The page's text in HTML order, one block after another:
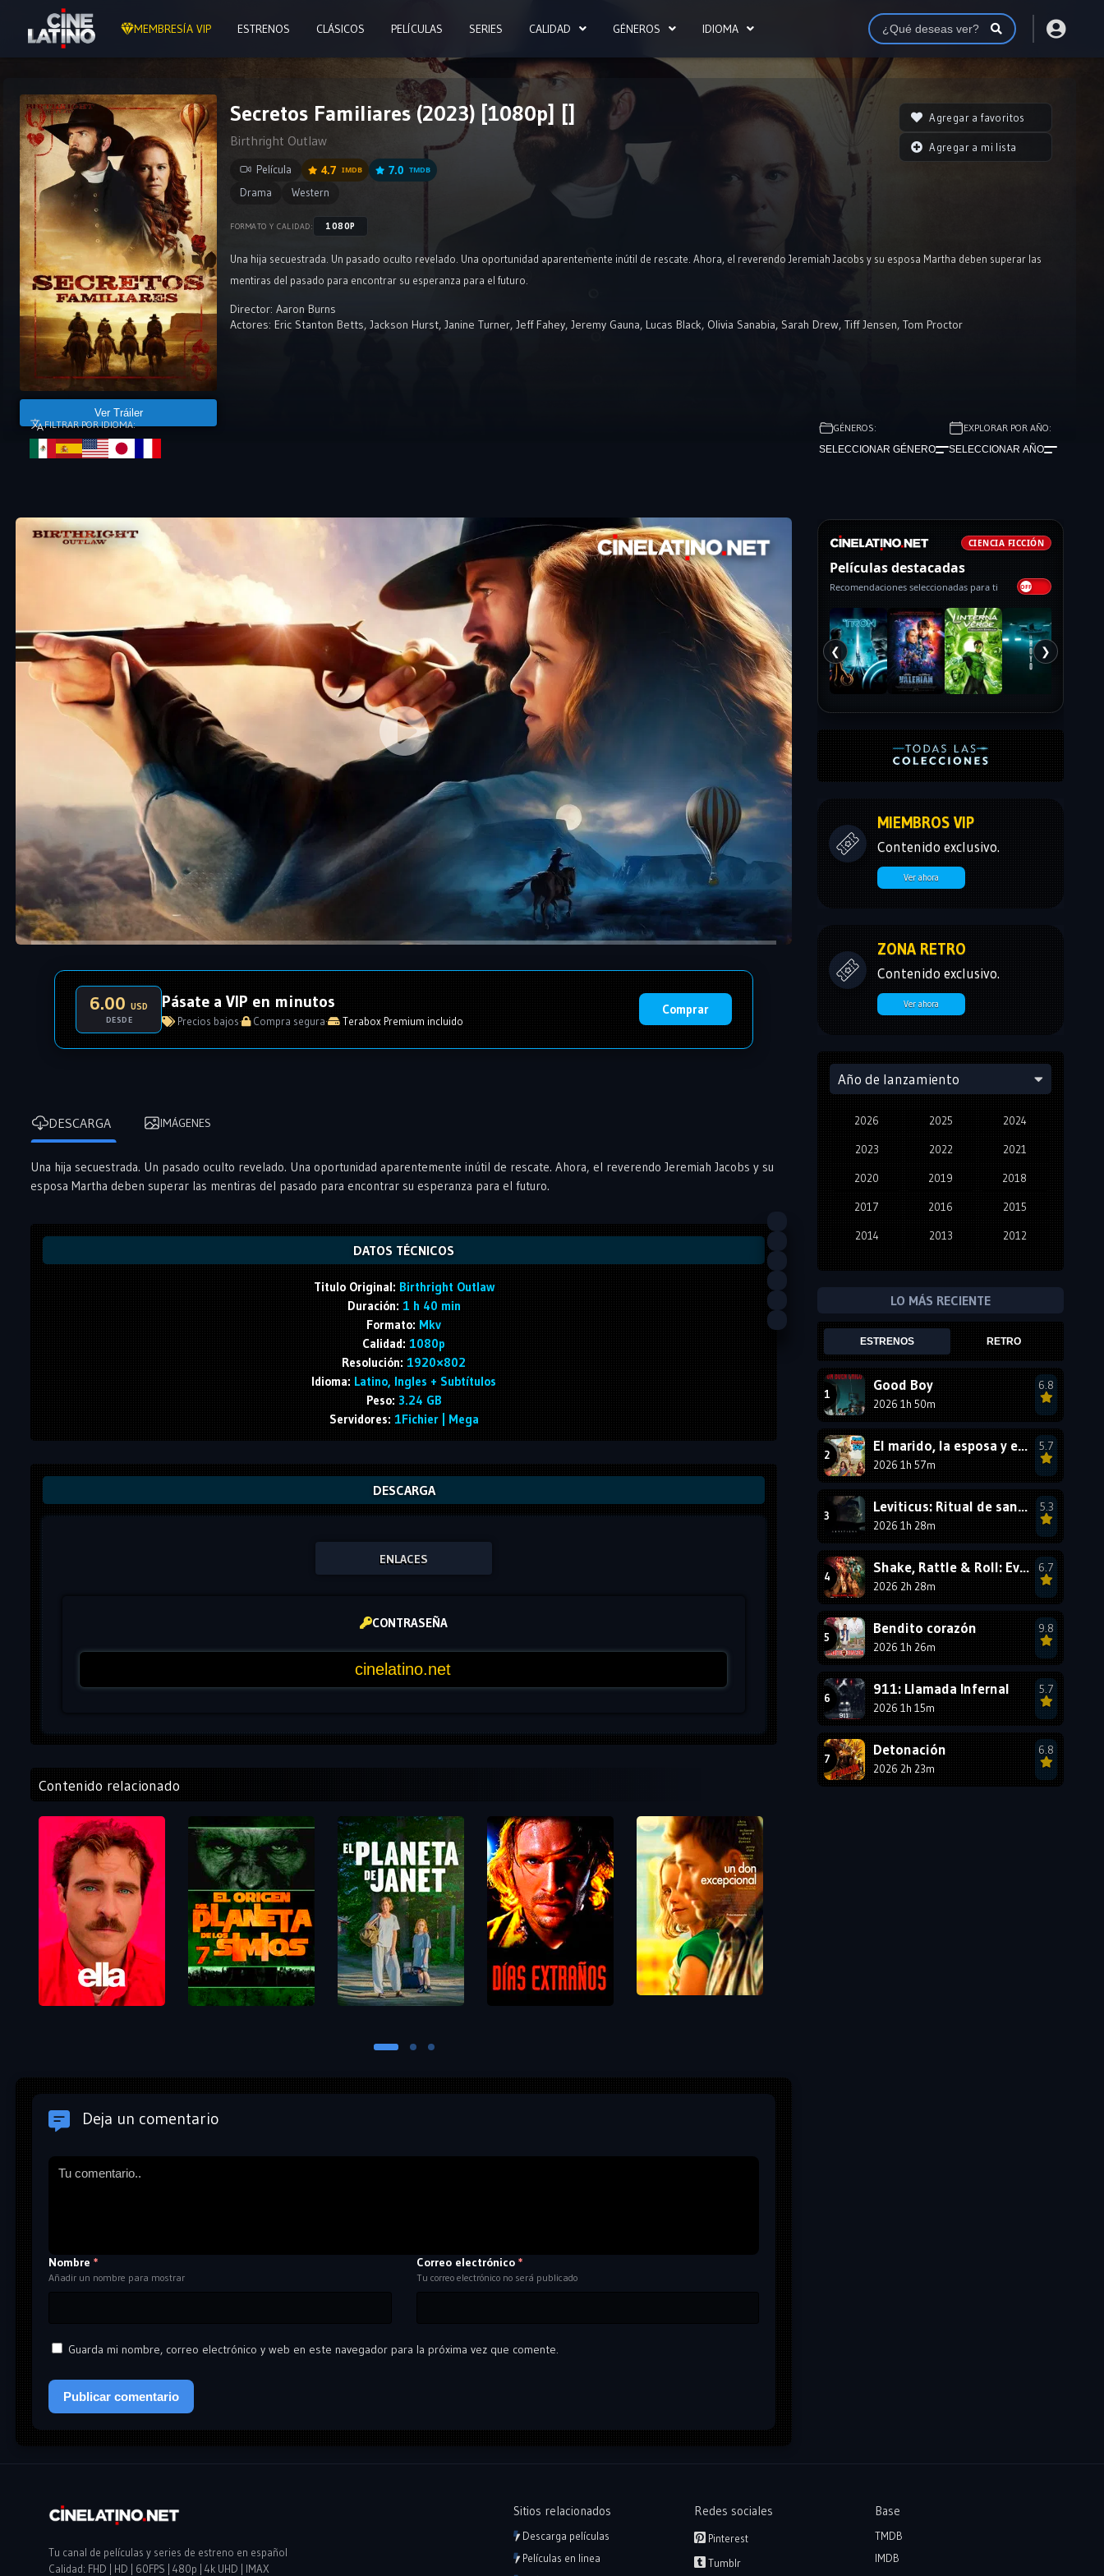
MEMBRESÍA VIP ESTRENOS CLÁSICOS PELÍCULAS SERIES CALIDAD GÉNEROS IDIOMA
Ver Tráiler
Secretos Familiares (2023) [1080p] []
Birthright Outlaw
Película 4.7 IMDB 7.0 TMDB
Drama Western
FORMATO Y CALIDAD: 1080P
Una hija secuestrada. Un pasado oculto revelado. Una oportunidad aparentemente inútil de rescate. Ahora, el reverendo Jeremiah Jacobs y su esposa Martha deben superar las
mentiras del pasado para encontrar su esperanza para el futuro.
Director: Aaron Burns
Actores: Eric Stanton Betts, Jackson Hurst, Janine Turner, Jeff Fahey, Jeremy Gauna, Lucas Black, Olivia Sanabia, Sarah Drew, Tiff Jensen, Tom Proctor
Agregar a favoritos
Agregar a mi lista
FILTRAR POR IDIOMA: GÉNEROS:
SELECCIONAR GÉNERO
EXPLORAR POR AÑO:
SELECCIONAR AÑO
6.00USD
DESDE
Pásate a VIP en minutos
Precios bajos· Compra segura· Terabox Premium incluido
Comprar
DESCARGA IMÁGENES
Una hija secuestrada. Un pasado oculto revelado. Una oportunidad aparentemente inútil de rescate. Ahora, el reverendo Jeremiah Jacobs y su
esposa Martha deben superar las mentiras del pasado para encontrar su esperanza para el futuro.
DATOS TÉCNICOS
Titulo Original: Birthright Outlaw
Duración: 1 h 40 min
Formato: Mkv
Calidad: 1080p
Resolución: 1920×802
Idioma: Latino, Ingles + Subtítulos
Peso: 3.24 GB
Servidores: 1Fichier | Mega
DESCARGA
ENLACES
CONTRASEÑA
Contenido relacionado
Deja un comentario
Nombre *
Añadir un nombre para mostrar
Correo electrónico *
Tu correo electrónico no será publicado
Guarda mi nombre, correo electrónico y web en este navegador para la próxima vez que comente.
CIENCIA FICCIÓN
Películas destacadas
Recomendaciones seleccionadas para ti
❮ ❯
MIEMBROS VIP
Contenido exclusivo.
Ver ahora
ZONA RETRO
Contenido exclusivo.
Ver ahora
Año de lanzamiento
2026 2025 2024
2023 2022 2021
2020 2019 2018
2017 2016 2015
2014 2013 2012
2001
1999
1996 1995
1993
1990 1989
1987
1984 1983
1978
LO MÁS RECIENTE
ESTRENOS RETRO
Good Boy
2026 1h 50m
6.8
El marido, la esposa y ella 2
2026 1h 57m
5.7
Leviticus: Ritual de sangre
2026 1h 28m
5.3
Shake, Rattle & Roll: Evil Origins
2026 2h 28m
6.7
Bendito corazón
2026 1h 26m
9.8
911: Llamada Infernal
2026 1h 15m
5.7
Detonación
2026 2h 23m
6.8
Sitios relacionados
Descarga películas
Películas en linea
Redes sociales
Pinterest
Tumblr
Base
TMDB
IMDB
Tu canal de películas y series de estreno en español
Calidad: FHD | HD | 60FPS | 480p | 4k UHD | IMAX